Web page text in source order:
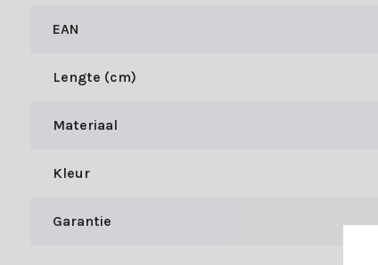
Deze prachtige strik kan op veel manieren worden
Duurzaam Gebruik
Om dit product op een duurzame manier te gebruiken,
EAN
Lengte (cm)
Materiaal
Kleur
Garantie